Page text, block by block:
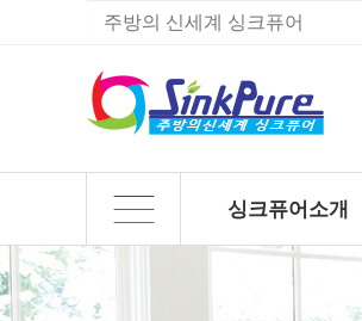
싱크퓨어소개
하위분류